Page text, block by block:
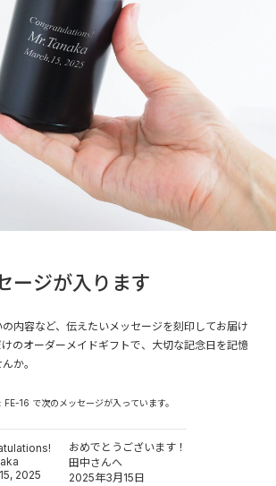
ージが入ります
内容など、伝えたいメッセージを刻印してお届け
のオーダーメイドギフトで、大切な記念日を記憶
か。
16 で次のメッセージが入っています。
2025
おめでとうございます！
田中さんへ
2025年3月15日